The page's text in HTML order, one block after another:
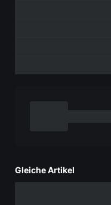
Gleiche Artikel